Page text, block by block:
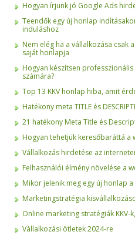
Hogyan írjunk jó Google Ads
Teendők egy új honlap
induláshoz
Nem elég ha a vállalkozása csak
saját honlapja
Hogyan készítsen
számára?
Top 13 KKV honlap hiba, amit
Hatékony meta TITLE és
21 hatékony Meta Title és
Hogyan tehetjük keresőbaráttá a
Vállalkozás hirdetése az
Felhasználói élmény növelése a
Mikor jelenik meg egy új honlap
Marketingstratégia
Online marketing stratégiák KKV-
Vállalkozási ötletek 2024-re